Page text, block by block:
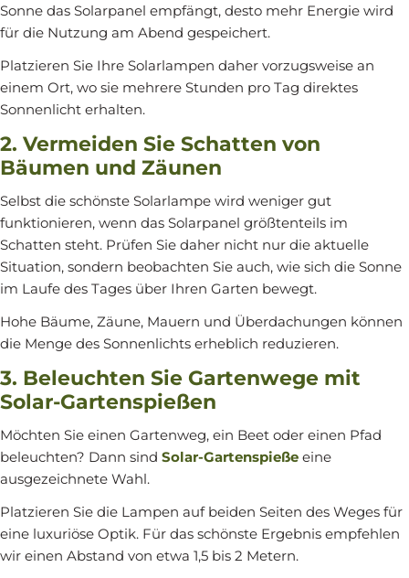
Sonne das Solarpanel empfängt, desto mehr Energie wird
für die Nutzung am Abend gespeichert.
Platzieren Sie Ihre Solarlampen daher vorzugsweise an
einem Ort, wo sie mehrere Stunden pro Tag direktes
Sonnenlicht erhalten.
2. Vermeiden Sie Schatten von
Bäumen und Zäunen
Selbst die schönste Solarlampe wird weniger gut
funktionieren, wenn das Solarpanel größtenteils im
Schatten steht. Prüfen Sie daher nicht nur die aktuelle
Situation, sondern beobachten Sie auch, wie sich die Sonne
im Laufe des Tages über Ihren Garten bewegt.
Hohe Bäume, Zäune, Mauern und Überdachungen können
die Menge des Sonnenlichts erheblich reduzieren.
3. Beleuchten Sie Gartenwege mit
Solar-Gartenspießen
Möchten Sie einen Gartenweg, ein Beet oder einen Pfad
beleuchten? Dann sind Solar-Gartenspieße eine
ausgezeichnete Wahl.
Platzieren Sie die Lampen auf beiden Seiten des Weges für
eine luxuriöse Optik. Für das schönste Ergebnis empfehlen
wir einen Abstand von etwa 1,5 bis 2 Metern.